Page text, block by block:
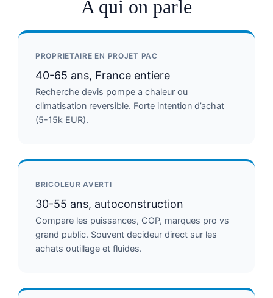
A qui on parle
PROPRIETAIRE EN PROJET PAC
40-65 ans, France entiere
Recherche devis pompe a chaleur ou
climatisation reversible. Forte intention d’achat
(5-15k EUR).
BRICOLEUR AVERTI
30-55 ans, autoconstruction
Compare les puissances, COP, marques pro vs
grand public. Souvent decideur direct sur les
achats outillage et fluides.